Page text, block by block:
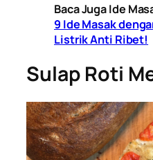
Baca Juga Ide
9 Ide Masak
Listrik Anti Ribet!
Sulap Roti